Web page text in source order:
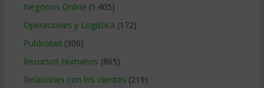
Negocios Online (1.405)
Operaciones y Logística (172)
Publicidad (306)
Recursos Humanos (865)
Relaciones con los clientes (219)